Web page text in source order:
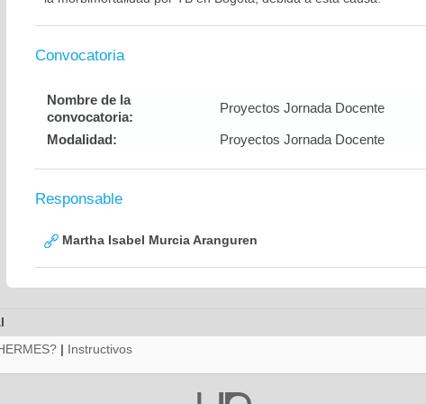
Convocatoria
Nombre de la
convocatoria:
Proyectos Jornada Docente
Modalidad: Proyectos Jornada Docente
Responsable
Martha Isabel Murcia Aranguren
| Instructivos